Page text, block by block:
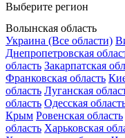
Выберите регион
Волынская область
Украина (Все области)
Днепропетровская
область Закарпатская
Франковская область
область Луганская
область Одесская
Крым Ровенская область
область Харьковская